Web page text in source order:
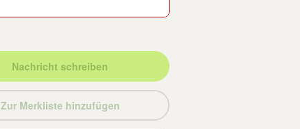
Nachricht schreiben
Zur Merkliste hinzufügen